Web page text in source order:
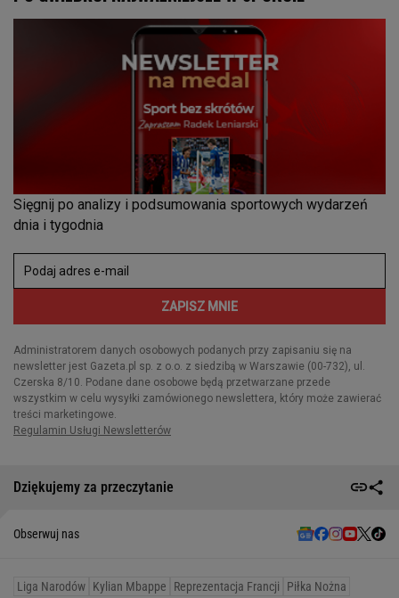
Dziękujemy za przeczytanie
Obserwuj nas
Liga Narodów Kylian Mbappe Reprezentacja Francji Piłka Nożna